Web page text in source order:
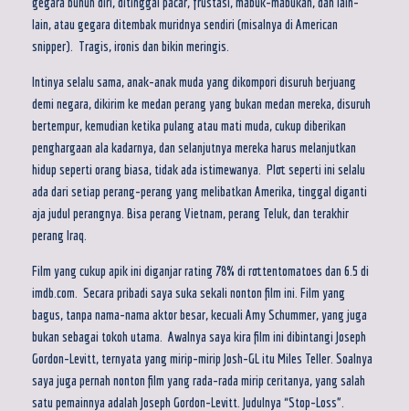
lain, atau gegara ditembak muridnya sendiri (misalnya di American
snipper). Tragis, ironis dan bikin meringis.
Intinya selalu sama, anak-anak muda yang dikompori disuruh berjuang
demi negara, dikirim ke medan perang yang bukan medan mereka, disuruh
bertempur, kemudian ketika pulang atau mati muda, cukup diberikan
penghargaan ala kadarnya, dan selanjutnya mereka harus melanjutkan
hidup seperti orang biasa, tidak ada istimewanya. Plot seperti ini selalu
ada dari setiap perang-perang yang melibatkan Amerika, tinggal diganti
aja judul perangnya. Bisa perang Vietnam, perang Teluk, dan terakhir
perang Iraq.
Film yang cukup apik ini diganjar rating 78% di rottentomatoes dan 6.5 di
imdb.com. Secara pribadi saya suka sekali nonton film ini. Film yang
bagus, tanpa nama-nama aktor besar, kecuali Amy Schummer, yang juga
bukan sebagai tokoh utama. Awalnya saya kira film ini dibintangi Joseph
Gordon-Levitt, ternyata yang mirip-mirip Josh-GL itu Miles Teller. Soalnya
saya juga pernah nonton film yang rada-rada mirip ceritanya, yang salah
satu pemainnya adalah Joseph Gordon-Levitt. Judulnya “Stop-Loss”.